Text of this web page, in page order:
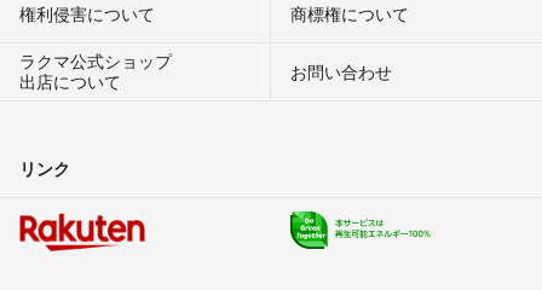
権利侵害について
商標権について
ラクマ公式ショップ
出店について
お問い合わせ
リンク